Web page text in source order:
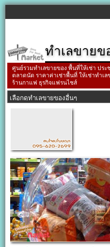
ทำเลขายข
ศูนย์รวมทำเลขายของ พื้นที่ให้เช่า ปร
ตลาดนัด ราคาค่าเช่าพื้นที่ ให้เช่าทำเ
ร้านกาแฟ ธุรกิจแฟรนไชส์